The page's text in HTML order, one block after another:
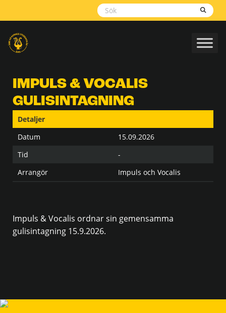
IMPULS & VOCALIS
GULISINTAGNING
Detaljer
Datum
15.09.2026
Tid
-
Arrangör
Impuls och Vocalis
Impuls & Vocalis ordnar sin gemensamma
gulisintagning 15.9.2026.